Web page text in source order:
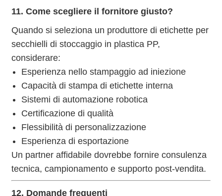
11. Come scegliere il fornitore giusto?
Quando si seleziona un produttore di etichette per
secchielli di stoccaggio in plastica PP,
considerare:
Esperienza nello stampaggio ad iniezione
Capacità di stampa di etichette interna
Sistemi di automazione robotica
Certificazione di qualità
Flessibilità di personalizzazione
Esperienza di esportazione
Un partner affidabile dovrebbe fornire consulenza
tecnica, campionamento e supporto post-vendita.
12. Domande frequenti